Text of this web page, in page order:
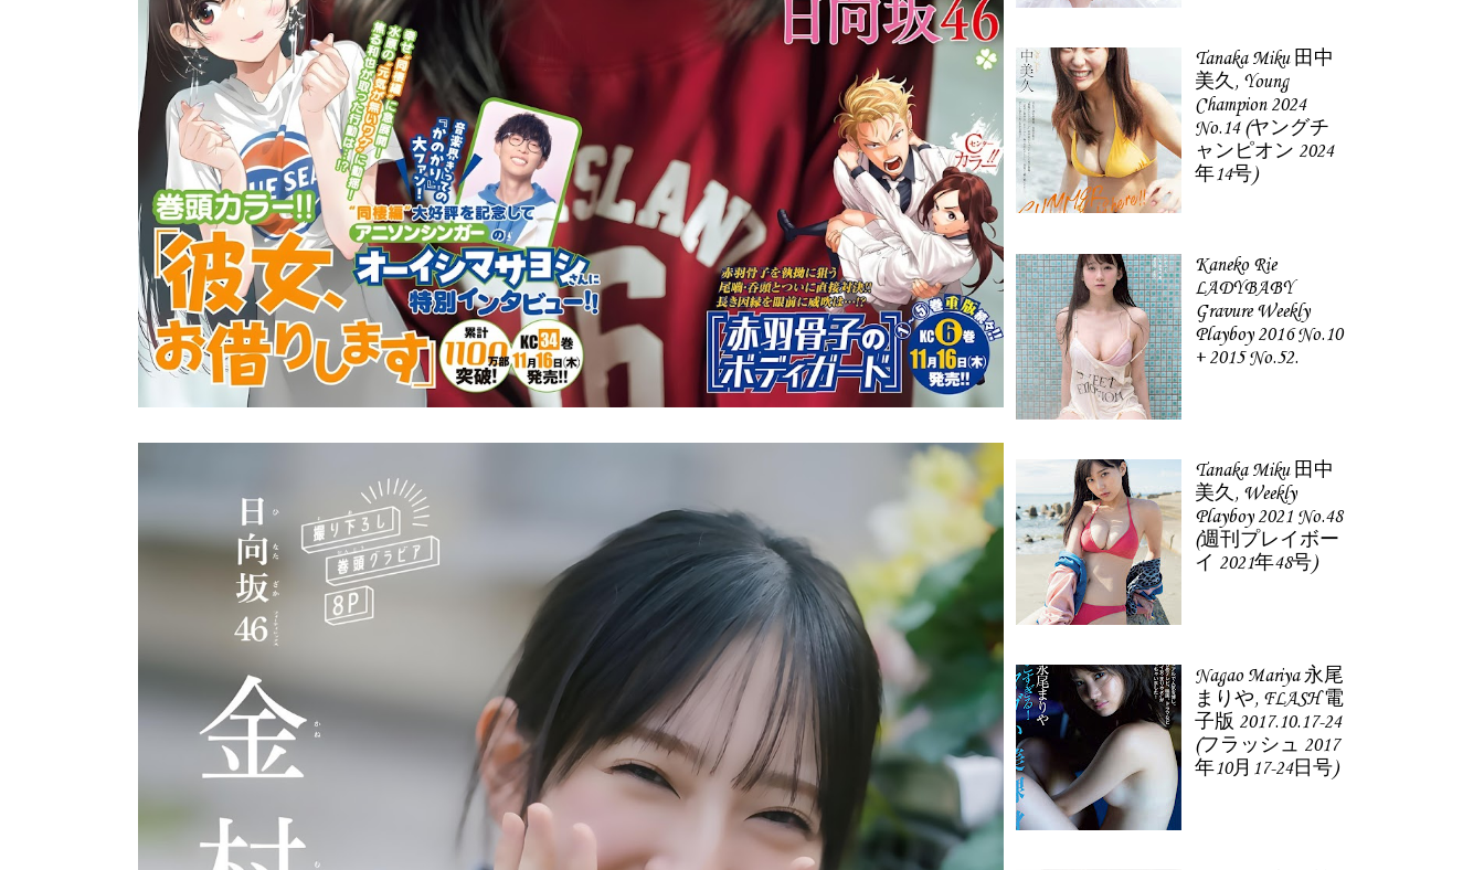
Tanaka Miku 田中
美久, Young
Champion 2024
No.14 (ヤングチ
ャンピオン 2024
年14号)
Kaneko Rie
LADYBABY
Gravure Weekly
Playboy 2016 No.10
+ 2015 No.52.
Tanaka Miku 田中
美久, Weekly
Playboy 2021 No.48
(週刊プレイボー
イ 2021年48号)
Nagao Mariya 永尾
まりや, FLASH 電
子版 2017.10.17-24
(フラッシュ 2017
年10月17-24日号)